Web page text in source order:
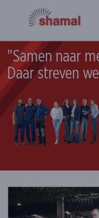
"Samen naar
Daar streven